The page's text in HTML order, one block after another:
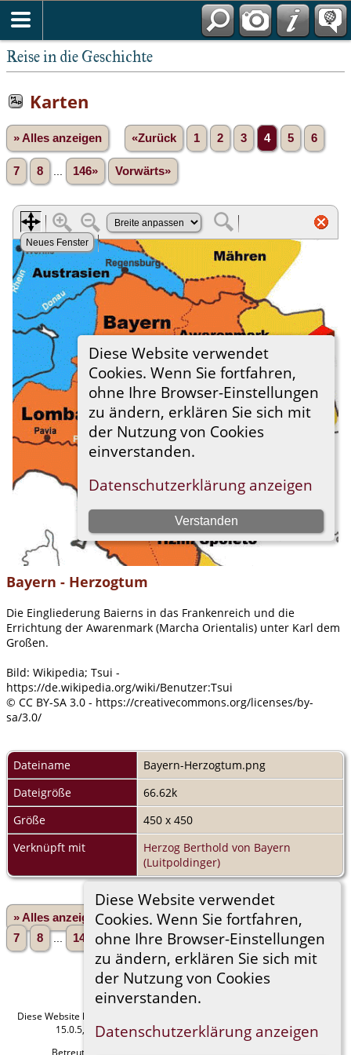
Reise in die Geschichte
Diese Website verwendet
Cookies. Wenn Sie fortfahren,
ohne Ihre Browser-Einstellungen
zu ändern, erklären Sie sich mit
der Nutzung von Cookies
einverstanden.
Datenschutzerklärung anzeigen
Karten
» Alles anzeigen «Zurück 1 2 3 4 5 6
7 8 146» Vorwärts»
Bayern - Herzogtum
Die Eingliederung Baierns in das Frankenreich und die
Errichtung der Awarenmark (Marcha Orientalis) unter Karl dem
Großen.
Bild: Wikipedia; Tsui -
https://de.wikipedia.org/wiki/Benutzer:Tsui
© CC BY-SA 3.0 - https://creativecommons.org/licenses/by-
sa/3.0/
Dateiname
Bayern-Herzogtum.png
Dateigröße
66.62k
Größe
450 x 450
Verknüpft mit
Herzog Berthold von Bayern
(Luitpoldinger)
» Alles anzeigen «Zurück 1 2 3 4 5
7
8 146» Vorwärts»
Diese Website läuft mit
15.0.5, programmiert von Darrin Lythgoe © 2001-2026.
Betreut von